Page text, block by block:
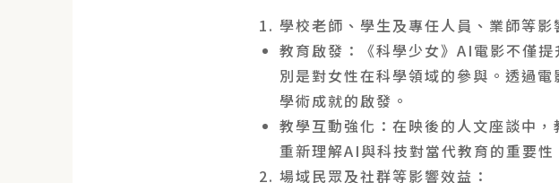
學校老師、學生及專任人員、業師等影
教育啟發：《科學少女》AI電影不僅
別是對女性在科學領域的參與。透過
學術成就的啟發。
教學互動強化：在映後的人文座談中
重新理解AI與科技對當代教育的重要性
場域民眾及社群等影響效益：